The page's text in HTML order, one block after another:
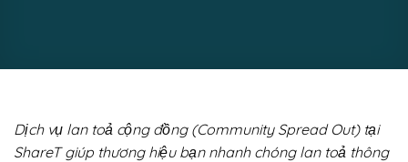
Dịch vụ lan toả cộng đồng (Community Spread Out) tại
ShareT giúp thương hiệu bạn nhanh chóng lan toả thông